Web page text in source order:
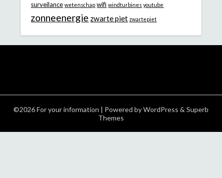
surveilance wetenschap wifi windturbines youtube
zonneenergie zwarte piet zwartepiet
©2026 For your information | Powered byWordPress & Superb
Themes